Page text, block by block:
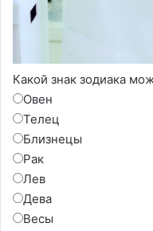
Какой знак зодиака
Овен
Телец
Близнецы
Рак
Лев
Дева
Весы